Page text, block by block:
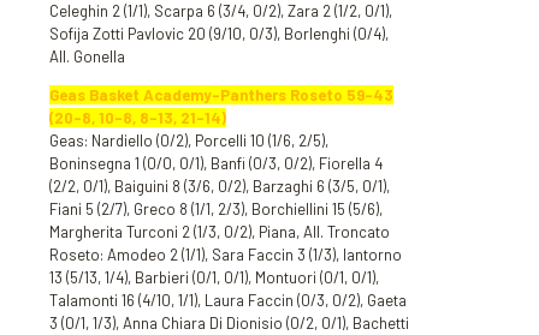
Celeghin 2 (1/1), Scarpa 6 (3/4, 0/2), Zara 2 (1/2, 0/1),
Sofija Zotti Pavlovic 20 (9/10, 0/3), Borlenghi (0/4),
All. Gonella
Geas Basket Academy-Panthers Roseto 59-43
(20-8, 10-8, 8-13, 21-14)
Geas: Nardiello (0/2), Porcelli 10 (1/6, 2/5),
Boninsegna 1 (0/0, 0/1), Banfi (0/3, 0/2), Fiorella 4
(2/2, 0/1), Baiguini 8 (3/6, 0/2), Barzaghi 6 (3/5, 0/1),
Fiani 5 (2/7), Greco 8 (1/1, 2/3), Borchiellini 15 (5/6),
Margherita Turconi 2 (1/3, 0/2), Piana, All. Troncato
Roseto: Amodeo 2 (1/1), Sara Faccin 3 (1/3), Iantorno
13 (5/13, 1/4), Barbieri (0/1, 0/1), Montuori (0/1, 0/1),
Talamonti 16 (4/10, 1/1), Laura Faccin (0/3, 0/2), Gaeta
3 (0/1, 1/3), Anna Chiara Di Dionisio (0/2, 0/1), Bachetti